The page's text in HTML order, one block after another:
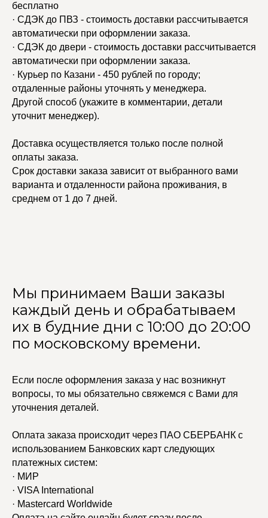
бесплатно
· СДЭК до ПВЗ - стоимость доставки рассчитывается
автоматически при оформлении заказа.
· СДЭК до двери - стоимость доставки рассчитывается
автоматически при оформлении заказа.
· Курьер по Казани - 450 рублей по городу;
отдаленные районы уточнять у менеджера.
Другой способ (укажите в комментарии, детали
уточнит менеджер).
Доставка осуществляется только после полной
оплаты заказа.
Срок доставки заказа зависит от выбранного вами
варианта и отдаленности района проживания, в
среднем от 1 до 7 дней.
Мы принимаем Ваши заказы
каждый день и обрабатываем
их в будние дни с 10:00 до 20:00
по московскому времени.
Если после оформления заказа у нас возникнут
вопросы, то мы обязательно свяжемся с Вами для
уточнения деталей.
Оплата заказа происходит через ПАО СБЕРБАНК с
использованием Банковских карт следующих
платежных систем:
· МИР
· VISA International
· Mastercard Worldwide
УЧАСТВУЙТЕ В НАШЕЙ
СИСТЕМЕ ЛОЯЛЬНОСТИ
Регистрация